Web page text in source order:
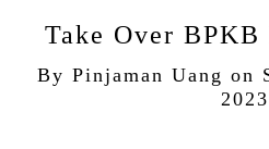
Take Over
By Pinjaman Uang on
2023